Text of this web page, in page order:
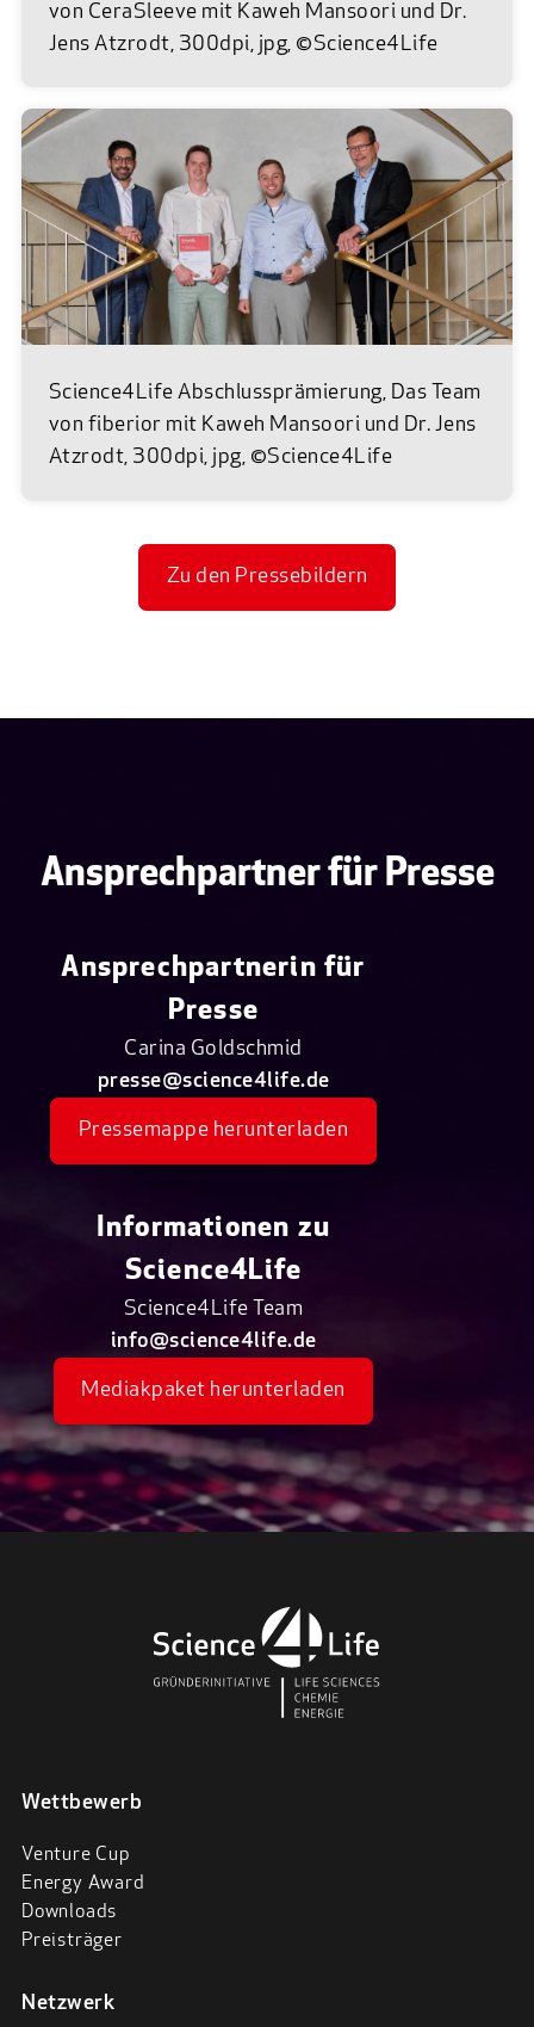
von CeraSleeve mit Kaweh Mansoori und Dr.
Jens Atzrodt, 300dpi, jpg, ©Science4Life
Science4Life Abschlussprämierung, Das Team
von fiberior mit Kaweh Mansoori und Dr. Jens
Atzrodt, 300dpi, jpg, ©Science4Life
Zu den Pressebildern
Ansprechpartner für Presse
Ansprechpartnerin für
Presse
Carina Goldschmid
presse@science4life.de
Pressemappe herunterladen
Informationen zu
Science4Life
Science4Life Team
info@science4life.de
Mediakpaket herunterladen
Wettbewerb
Venture Cup
Energy Award
Downloads
Preisträger
Netzwerk